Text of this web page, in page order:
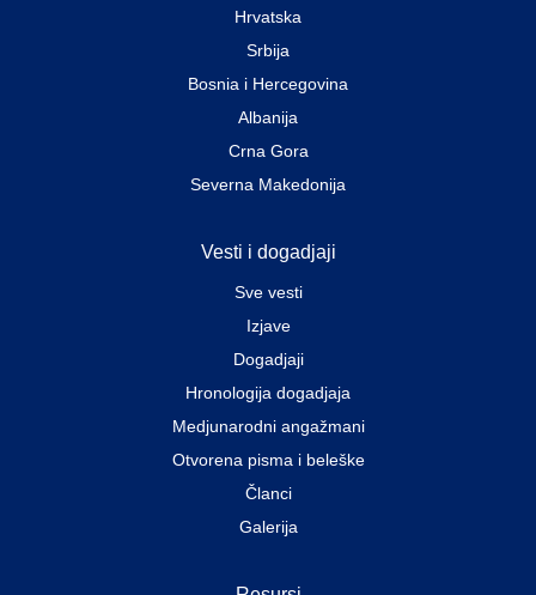
Hrvatska
Srbija
Bosnia i Hercegovina
Albanija
Crna Gora
Severna Makedonija
Vesti i dogadjaji
Sve vesti
Izjave
Dogadjaji
Hronologija dogadjaja
Medjunarodni angažmani
Otvorena pisma i beleške
Članci
Galerija